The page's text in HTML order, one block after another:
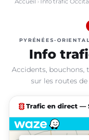
Accueil › Info trafic
PYRÉNÉES-
Info
Accidents, bouchons,
sur les routes de
traffic Trafic en direct —